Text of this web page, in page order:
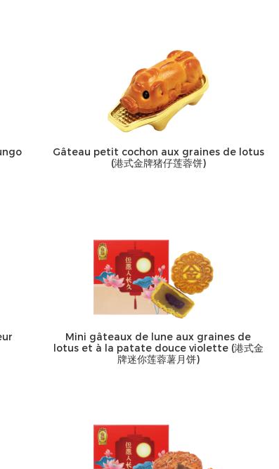
Gâteau petit cochon aux graines de lotus
(港式金牌猪仔莲蓉饼)
Mini gâteaux de lune aux graines de
lotus et à la patate douce violette (港式金
牌迷你莲蓉薯月饼)